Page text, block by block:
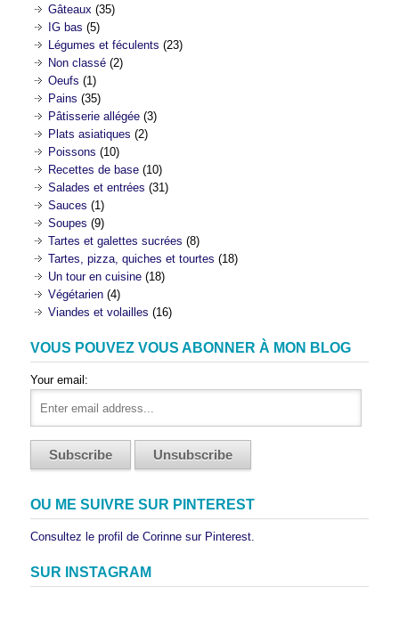
Gâteaux (35)
IG bas (5)
Légumes et féculents (23)
Non classé (2)
Oeufs (1)
Pains (35)
Pâtisserie allégée (3)
Plats asiatiques (2)
Poissons (10)
Recettes de base (10)
Salades et entrées (31)
Sauces (1)
Soupes (9)
Tartes et galettes sucrées (8)
Tartes, pizza, quiches et tourtes (18)
Un tour en cuisine (18)
Végétarien (4)
Viandes et volailles (16)
VOUS POUVEZ VOUS ABONNER À MON BLOG
Your email:
OU ME SUIVRE SUR PINTEREST
Consultez le profil de Corinne sur Pinterest.
SUR INSTAGRAM